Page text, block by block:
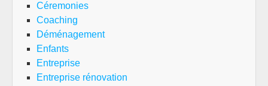
Céremonies
Coaching
Déménagement
Enfants
Entreprise
Entreprise rénovation